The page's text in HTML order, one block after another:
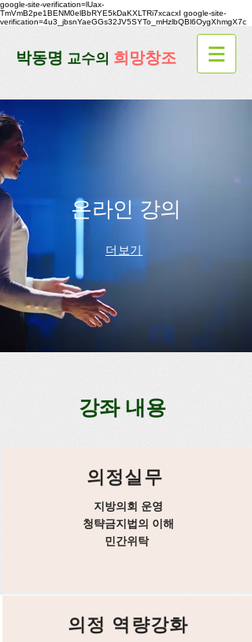
google-site-verification=lUax-
TmVmB2pe1BENM0elBbRYE5kDaKXLTRi7xcacxI google-site-
verification=4u3_jbsnYaeGGs32JV5SYTo_mHzlbQBl6OygXhmgX7c
​박동명 교수의 희망창조
온라인 강의
더보기
강좌 내용
의정실무
지방의회 운영
청탹금지법의 이해
​민간위탁
의정 역량강화